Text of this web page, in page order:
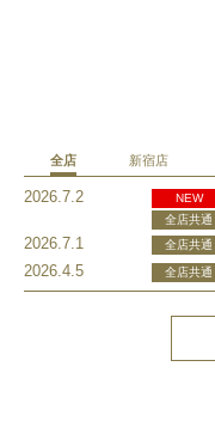
全店 新宿店
2026.7.2
NEW
全店共通
2026.7.1 全店共通
2026.4.5 全店共通